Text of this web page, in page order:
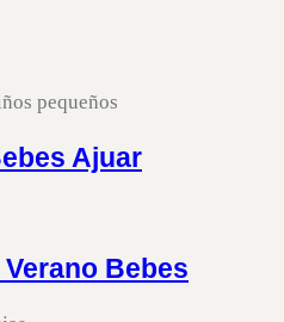
Ajuar
Bebes